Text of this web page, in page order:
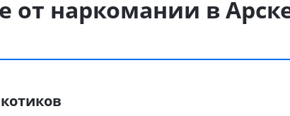
от наркомании в